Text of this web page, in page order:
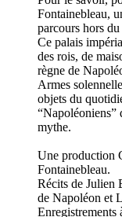
Fontainebleau,
parcours hors
Ce palais
des rois, de
règne de
Armes
objets du
“Napoléoniens”
mythe.
Une production
Fontainebleau.
Récits de Julien
de Napoléon et